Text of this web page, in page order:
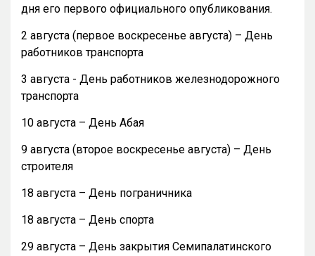
дня его первого официального опубликования.
2 августа (первое воскресенье августа) – День
работников транспорта
3 августа - День работников железнодорожного
транспорта
10 августа – День Абая
9 августа (второе воскресенье августа) – День
строителя
18 августа – День пограничника
18 августа – День спорта
29 августа – День закрытия Семипалатинского